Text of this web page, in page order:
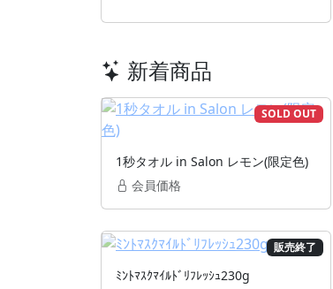
新着商品
SOLD OUT
1秒タオル in Salon レモン(限定色)
会員価格
販売終了
ﾐﾝﾄﾏｽｸﾏｲﾙﾄﾞﾘﾌﾚｯｼｭ230g